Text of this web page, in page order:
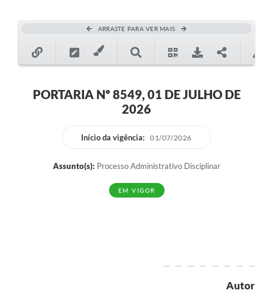
ARRASTE PARA VER MAIS
PORTARIA Nº 8549, 01 DE JULHO DE
2026
Início da vigência: 01/07/2026
Assunto(s): Processo Administrativo Disciplinar
EM VIGOR
Autor